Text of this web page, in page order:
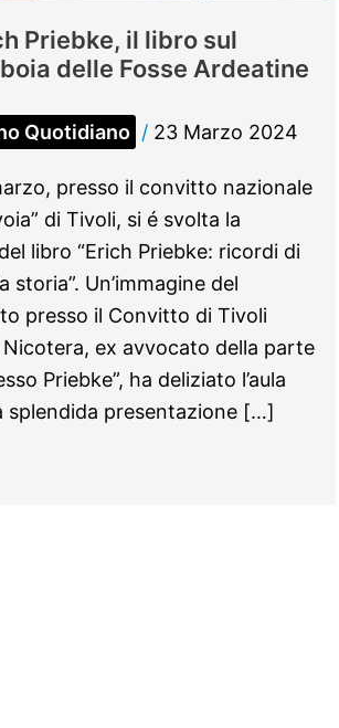
Priebke, il libro sul
delle Fosse Ardeatine
Quotidiano / 23 Marzo 2024
presso il convitto nazionale
di Tivoli, si é svolta la
libro “Erich Priebke: ricordi di
storia”. Un’immagine del
presso il Convitto di Tivoli
Nicotera, ex avvocato della parte
Priebke”, ha deliziato l’aula
splendida presentazione […]